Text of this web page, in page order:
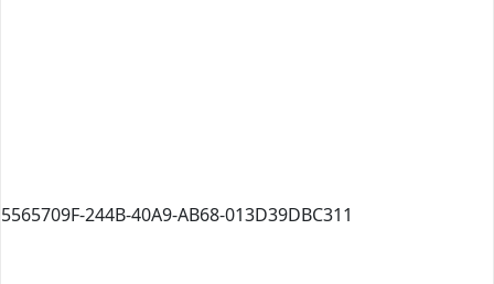
5565709F-244B-40A9-AB68-013D39DBC311